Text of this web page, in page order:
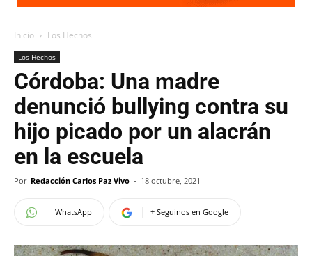
Inicio Los Hechos
Los Hechos
Córdoba: Una madre
denunció bullying contra su
hijo picado por un alacrán
en la escuela
Por Redacción Carlos Paz Vivo - 18 octubre, 2021
WhatsApp + Seguinos en Google